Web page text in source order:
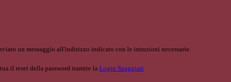
un messaggio all'indirizzo indicato con le istruzioni necessarie.
il reset della password tramite la Login Spaggiari